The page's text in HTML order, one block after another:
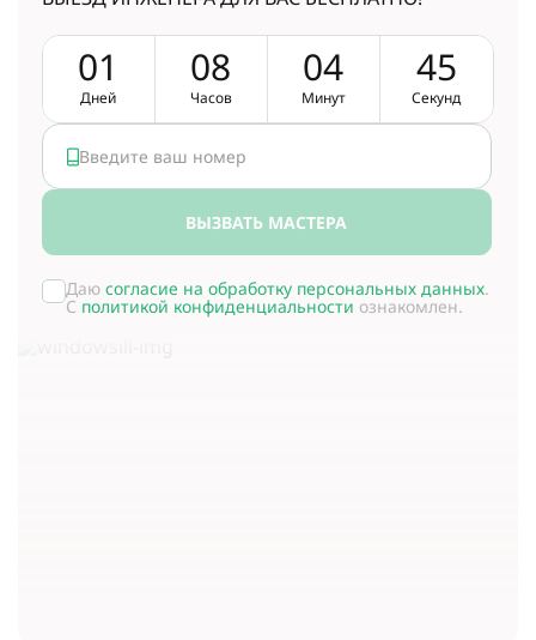
01
Дней
08
Часов
04
Минут
45
Секунд
ВЫЗВАТЬ МАСТЕРА
Даю согласие на обработку персональных данных.
С политикой конфиденциальности ознакомлен.